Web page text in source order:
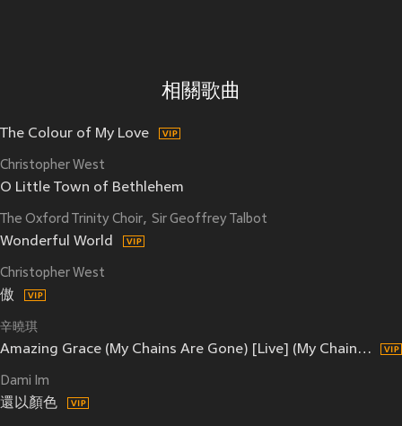
相關歌曲
The Colour of My Love
Christopher West
O Little Town of Bethlehem
The Oxford Trinity Choir Sir Geoffrey Talbot
Wonderful World
Christopher West
傲
辛曉琪
Amazing Grace (My Chains Are Gone) [Live] (My Chains Are Gone|Live)
Dami Im
還以顏色